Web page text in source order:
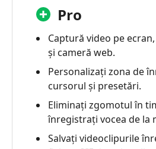
Pro
Captură video pe
și cameră web.
Personalizați zona de
cursorul și presetări.
Eliminați zgomotul în
înregistrați vocea de la
Salvați videoclipurile